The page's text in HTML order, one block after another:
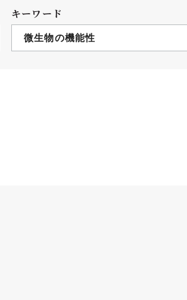
キーワード
微生物の機能性